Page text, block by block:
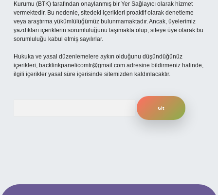
Kurumu (BTK) tarafından onaylanmış bir Yer Sağlayıcı olarak hizmet
vermektedir. Bu nedenle, sitedeki içerikleri proaktif olarak denetleme
veya araştırma yükümlülüğümüz bulunmamaktadır. Ancak, üyelerimiz
yazdıkları içeriklerin sorumluluğunu taşımakta olup, siteye üye olarak bu
sorumluluğu kabul etmiş sayılırlar.
Hukuka ve yasal düzenlemelere aykırı olduğunu düşündüğünüz
içerikleri, backlinkpanelicomtr@gmail.com adresine bildirmeniz halinde,
ilgili içerikler yasal süre içerisinde sitemizden kaldırılacaktır.
giriş